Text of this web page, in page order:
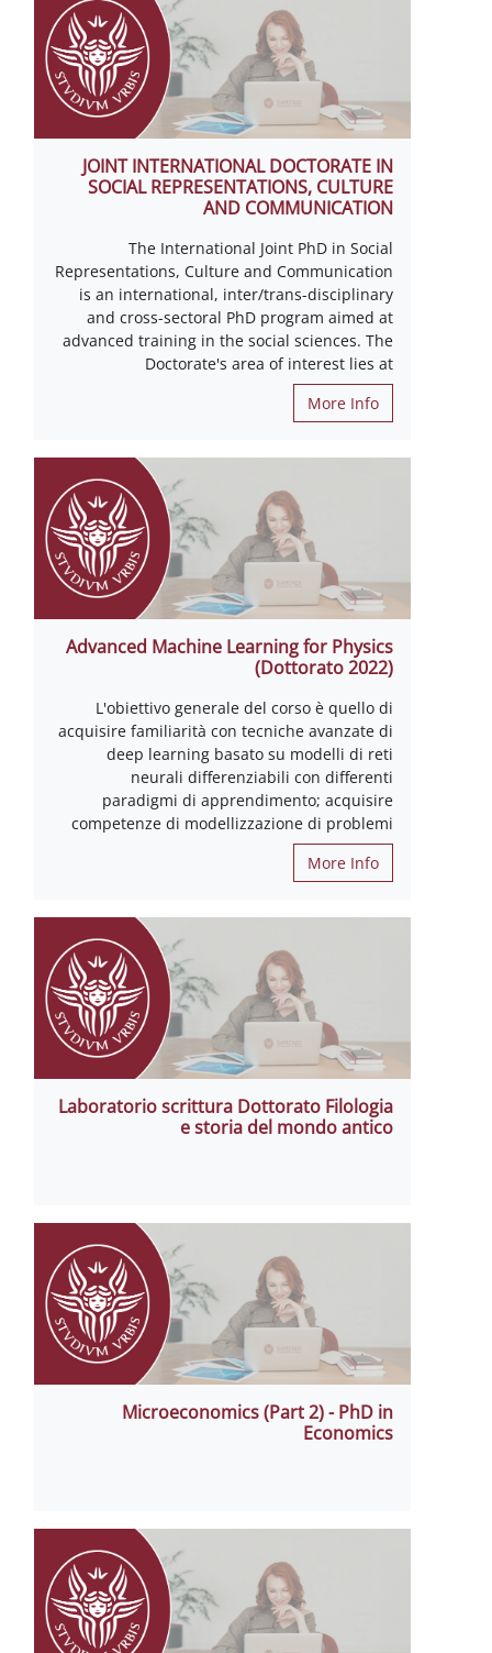
JOINT INTERNATIONAL DOCTORATE IN
SOCIAL REPRESENTATIONS, CULTURE
AND COMMUNICATION
The International Joint PhD in Social
Representations, Culture and Communication
is an international, inter/trans-disciplinary
and cross-sectoral PhD program aimed at
advanced training in the social sciences. The
Doctorate's area of interest lies at
More Info
Advanced Machine Learning for Physics
(Dottorato 2022)
L'obiettivo generale del corso è quello di
acquisire familiarità con tecniche avanzate di
deep learning basato su modelli di reti
neurali differenziabili con differenti
paradigmi di apprendimento; acquisire
competenze di modellizzazione di problemi
More Info
Laboratorio scrittura Dottorato Filologia
e storia del mondo antico
Microeconomics (Part 2) - PhD in
Economics